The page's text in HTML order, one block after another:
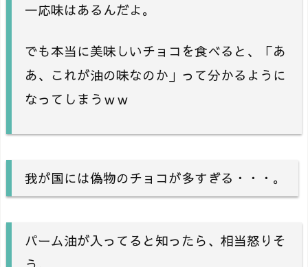
一応味はあるんだよ。
でも本当に美味しいチョコを食べると、「あ
あ、これが油の味なのか」って分かるように
なってしまうｗｗ
我が国には偽物のチョコが多すぎる・・・。
パーム油が入ってると知ったら、相当怒りそ